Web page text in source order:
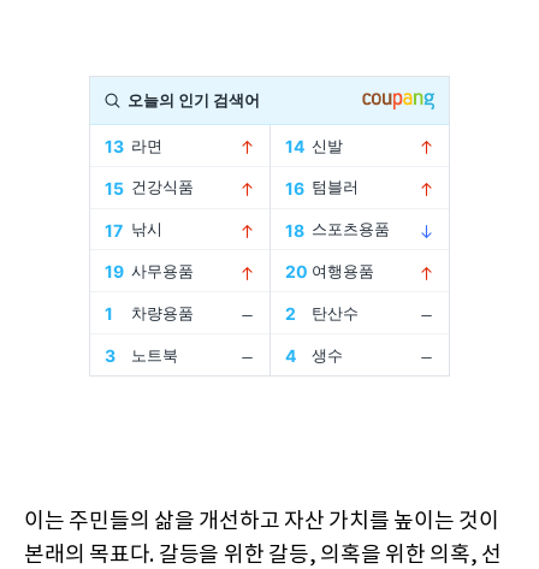
이는 주민들의 삶을 개선하고 자산 가치를 높이는 것이
본래의 목표다. 갈등을 위한 갈등, 의혹을 위한 의혹, 선